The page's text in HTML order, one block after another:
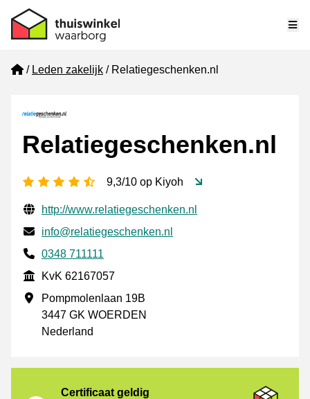
Home
Leden zakelijk Relatiegeschenken.nl
Relatiegeschenken.nl
4,5 sterren
9,3/10 op Kiyoh
Gecontroleerde contactgegevens
Website URL
http://www.relatiegeschenken.nl
E-mail
info@relatiegeschenken.nl
Telefoonnummer
0348 711111
KvK
KvK 62167057
Vestigingsadres
Pompmolenlaan 19B
3447 GK WOERDEN
Nederland
Certificaat geldig